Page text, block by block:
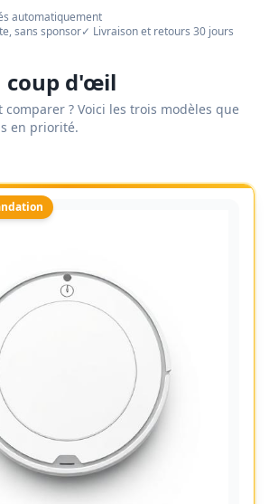
automatiquement
sans sponsor✓ Livraison et retours 30 jours
coup d'œil
comparer ? Voici les trois modèles que
en priorité.